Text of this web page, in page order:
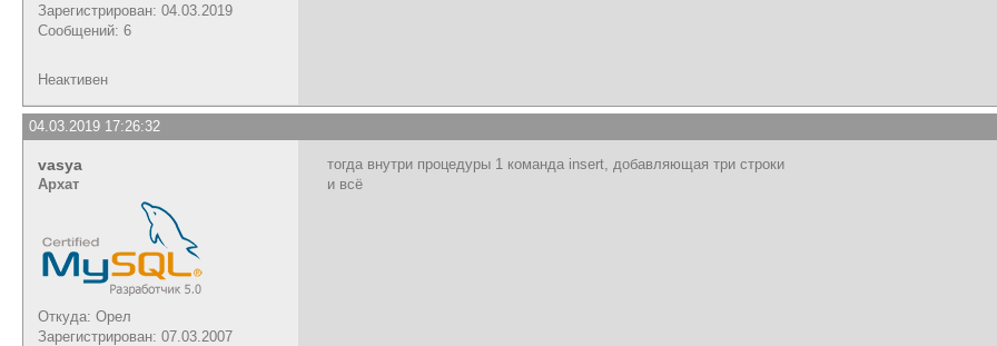
Зарегистрирован: 04.03.2019
Сообщений: 6
Неактивен
04.03.2019 17:26:32
vasya
Архат
Откуда: Орел
Зарегистрирован: 07.03.2007
тогда внутри процедуры 1 команда insert, добавляющая три строки
и всё